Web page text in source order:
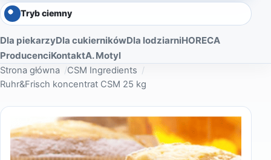
Tryb ciemny
Dla piekarzyDla cukiernikówDla lodziarniHORECA
ProducenciKontaktA. Motyl
Strona główna
CSM Ingredients
Ruhr&Frisch koncentrat CSM 25 kg